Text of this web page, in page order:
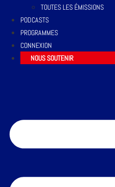
TOUTES LES ÉMISSIONS
PODCASTS
PROGRAMMES
CONNEXION
NOUS SOUTENIR